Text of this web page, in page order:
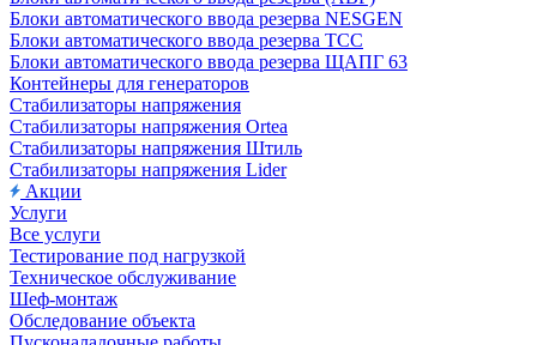
Блоки автоматического ввода резерва NESGEN
Блоки автоматического ввода резерва ТСС
Блоки автоматического ввода резерва ЩАПГ 63
Контейнеры для генераторов
Стабилизаторы напряжения
Стабилизаторы напряжения Ortea
Стабилизаторы напряжения Штиль
Стабилизаторы напряжения Lider
Акции
Услуги
Все услуги
Тестирование под нагрузкой
Техническое обслуживание
Шеф-монтаж
Обследование объекта